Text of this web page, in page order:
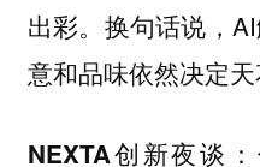
出彩。换句话说，
意和品味依然决定天
NEXTA创新夜谈